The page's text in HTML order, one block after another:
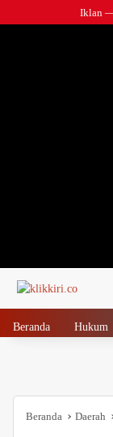
ke
Iklan
Beranda Hukum
Beranda Daerah